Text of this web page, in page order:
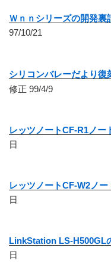
Ｗｎｎシリーズの開発裏
97/10/21
シリコンバレーだより復
修正 99/4/9
レッツノートCF-R1ノー
日
レッツノートCF-W2ノ
日
LinkStation LS-H500GL
日